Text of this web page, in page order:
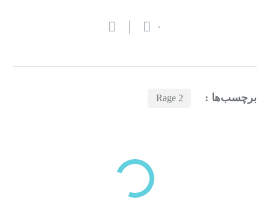
۰
برچسب‌ها : Rage 2
دسته‌بندی‌های منتخب برای شما